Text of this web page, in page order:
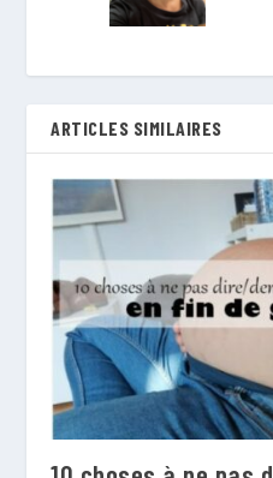
ARTICLES SIMILAIRES